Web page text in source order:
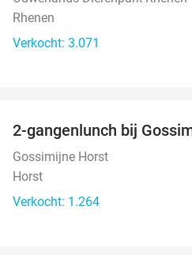
Rhenen
Verkocht: 3.071
2-gangenlunch bij
Gossimijne Horst
Horst
Verkocht: 1.264